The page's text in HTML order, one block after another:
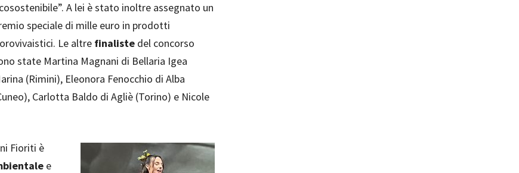
A lei è stato inoltre assegnato un
speciale di mille euro in prodotti
Le altre finaliste del concorso
state Martina Magnani di Bellaria Igea
(Rimini), Eleonora Fenocchio di Alba
Carlotta Baldo di Agliè (Torino) e Nicole
Fioriti è
e